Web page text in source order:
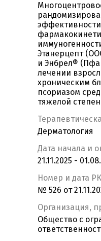
Этанерцепт
и Энбрел®
лечении
хроническим
псориазом
тяжелой
Дерматология
Дата начала и
21.11.2025 -
Номер и дата
№ 526 от
Организация,
Общество с